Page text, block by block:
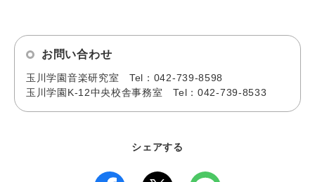
お問い合わせ
玉川学園音楽研究室 Tel：042-739-8598
玉川学園K-12中央校舎事務室 Tel：042-739-8533
シェアする